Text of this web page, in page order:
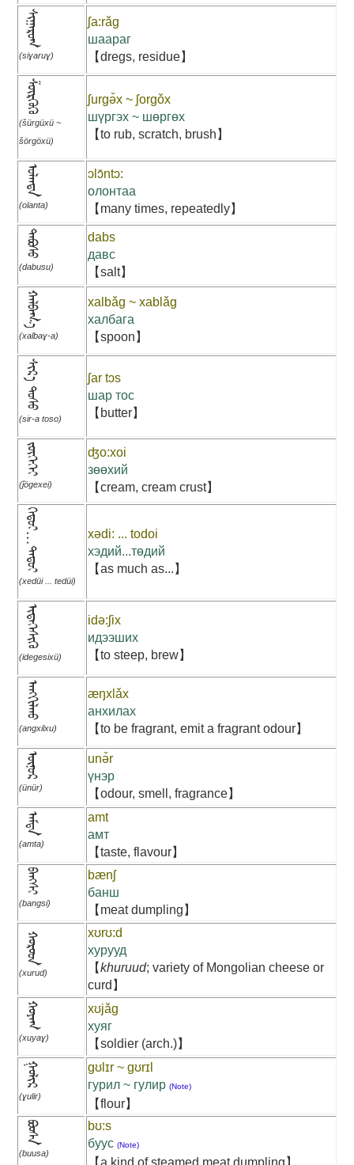
ᠰᠢᠭᠠᠷᠣᠭ
(siɣaruɣ)
ʃa:rǎg
шаараг
【dregs, residue】
ᠱᠦᠷᠭᠦᠬᠦ
(šürgüxü ~
šörgöxü)
ʃurgə̌x ~ ʃorgǒx
шүргэх ~ шөргөх
【to rub, scratch, brush】
ᠣᠯᠠᠨᠳᠠ
(olanta)
ɔlɔ̌ntɔ:
олонтаа
【many times, repeatedly】
ᠳᠠᠪᠤᠰᠤ
(dabusu)
dabs
давс
【salt】
ᠬᠠᠯᠪᠠᠭ᠎ᠠ
(xalbaɣ-a)
xalbǎg ~ xablǎg
халбага
【spoon】
ᠰᠢᠷ᠎ᠠ ᠲᠣᠰᠣ
(sir-a toso)
ʃar tɔs
шар тос
【butter】
ᠵᠥᠭᠡᠬᠡᠢ
(ǰögexei)
ʤo:xoi
зөөхий
【cream, cream crust】
ᠬᠡᠳᠦᠢ...ᠲᠡᠳᠦᠢ
(xedüi ... tedüi)
xədi: ... todoi
хэдий...төдий
【as much as...】
ᠢᠳᠡᠭᠡᠰᠢᠬᠦ
(idegesixü)
idə:ʃix
идээших
【to steep, brew】
ᠠᠩᠬᠢᠯᠬᠤ
(angxilxu)
æŋxlǎx
анхилах
【to be fragrant, emit a fragrant odour】
ᠦᠨᠦᠷ
(ünür)
unə̌r
үнэр
【odour, smell, fragrance】
ᠠᠮᠲᠠ
(amta)
amt
амт
【taste, flavour】
ᠪᠠᠩᠰᠢ
(bangsi)
bænʃ
банш
【meat dumpling】
ᠬᠤᠷᠤᠳ
(xurud)
xʊrʊ:d
хурууд
【khuruud; variety of Mongolian cheese or
curd】
ᠬᠤᠶᠠᠭ
(xuyaɣ)
xʊjǎg
хуяг
【soldier (arch.)】
ᠭᠤᠯᠢᠷ
(ɣulir)
gʊlɪr ~ gʊrɪl
гурил ~ гулир (Note)
【flour】
ᠪᠤᠤᠰᠠ
(buusa)
bʊ:s
буус (Note)
【a kind of steamed meat dumpling】